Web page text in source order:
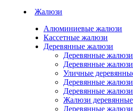
Жалюзи
Алюминиевые жалюзи
Кассетные жалюзи
Деревянные жалюзи
Деревянные
Деревянные жалюзи
Уличные
Деревянные
Деревянные
Жалюзи
Деревянные